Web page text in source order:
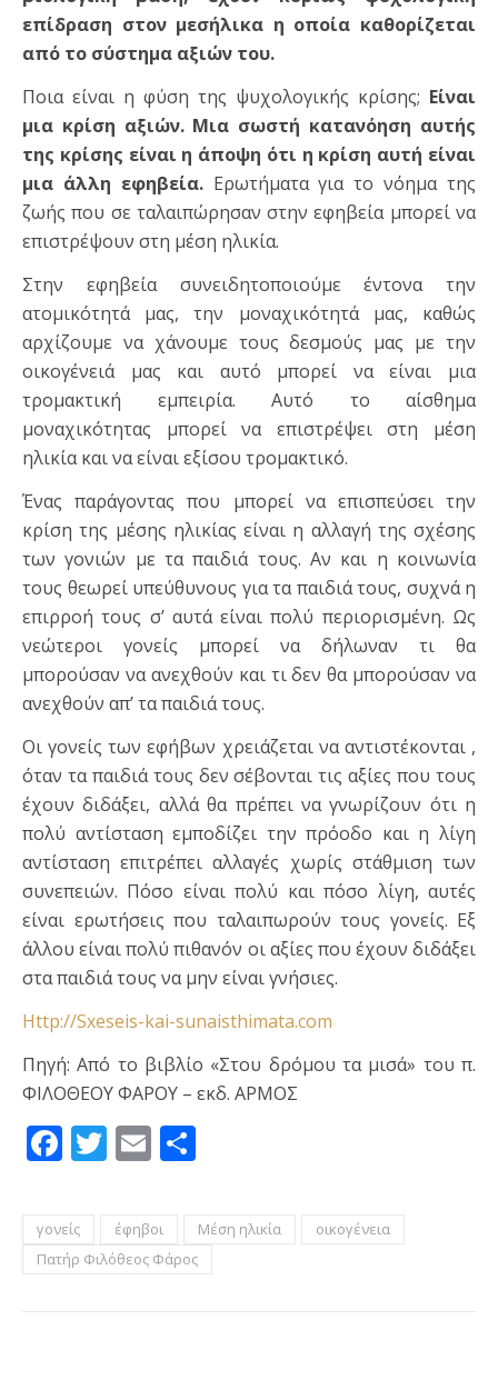
επίδραση στον μεσήλικα η οποία καθορίζεται
από το σύστημα αξιών του.
Ποια είναι η φύση της ψυχολογικής κρίσης; Είναι
μια κρίση αξιών. Μια σωστή κατανόηση αυτής
της κρίσης είναι η άποψη ότι η κρίση αυτή είναι
μια άλλη εφηβεία. Ερωτήματα για το νόημα της
ζωής που σε ταλαιπώρησαν στην εφηβεία μπορεί να
επιστρέψουν στη μέση ηλικία.
Στην εφηβεία συνειδητοποιούμε έντονα την
ατομικότητά μας, την μοναχικότητά μας, καθώς
αρχίζουμε να χάνουμε τους δεσμούς μας με την
οικογένειά μας και αυτό μπορεί να είναι μια
τρομακτική εμπειρία. Αυτό το αίσθημα
μοναχικότητας μπορεί να επιστρέψει στη μέση
ηλικία και να είναι εξίσου τρομακτικό.
Ένας παράγοντας που μπορεί να επισπεύσει την
κρίση της μέσης ηλικίας είναι η αλλαγή της σχέσης
των γονιών με τα παιδιά τους. Αν και η κοινωνία
τους θεωρεί υπεύθυνους για τα παιδιά τους, συχνά η
επιρροή τους σ’ αυτά είναι πολύ περιορισμένη. Ως
νεώτεροι γονείς μπορεί να δήλωναν τι θα
μπορούσαν να ανεχθούν και τι δεν θα μπορούσαν να
ανεχθούν απ’ τα παιδιά τους.
Οι γονείς των εφήβων χρειάζεται να αντιστέκονται ,
όταν τα παιδιά τους δεν σέβονται τις αξίες που τους
έχουν διδάξει, αλλά θα πρέπει να γνωρίζουν ότι η
πολύ αντίσταση εμποδίζει την πρόοδο και η λίγη
αντίσταση επιτρέπει αλλαγές χωρίς στάθμιση των
συνεπειών. Πόσο είναι πολύ και πόσο λίγη, αυτές
είναι ερωτήσεις που ταλαιπωρούν τους γονείς. Εξ
άλλου είναι πολύ πιθανόν οι αξίες που έχουν διδάξει
στα παιδιά τους να μην είναι γνήσιες.
Http://Sxeseis-kai-sunaisthimata.com
Πηγή: Από το βιβλίο «Στου δρόμου τα μισά» του π.
ΦΙΛΟΘΕΟΥ ΦΑΡΟΥ – εκδ. ΑΡΜΟΣ
Facebook
Twitter
Email
γονείς έφηβοι Μέση ηλικία
οικογένεια
Πατήρ Φιλόθεος Φάρος